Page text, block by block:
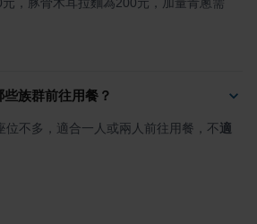
族群前往用餐？
位不多，適合一人或兩人前往用餐，不適